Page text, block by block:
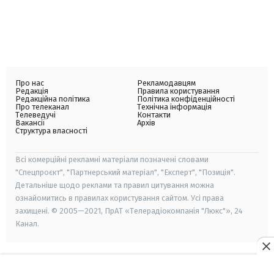
Про нас
Редакція
Редакційна політика
Про телеканал
Телеведучі
Вакансії
Структура власності
Рекламодавцям
Правила користування
Політика конфіденційності
Технічна інформація
Контакти
Архів
Всі комерційні рекламні матеріали позначені словами
"Спецпроєкт", "Партнерський матеріал", "Експерт", "Позиція".
Детальніше щодо реклами та правил цитування можна
ознайомитись в правилах користування сайтом. Усі права
захищені. © 2005—2021, ПрАТ «Телерадіокомпанія "Люкс"», 24
Канал.